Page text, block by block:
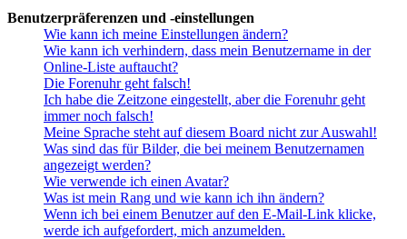
Benutzerpräferenzen und -einstellungen
Wie kann ich meine Einstellungen ändern?
Wie kann ich verhindern, dass mein Benutzername in der
Online-Liste auftaucht?
Die Forenuhr geht falsch!
Ich habe die Zeitzone eingestellt, aber die Forenuhr geht
immer noch falsch!
Meine Sprache steht auf diesem Board nicht zur Auswahl!
Was sind das für Bilder, die bei meinem Benutzernamen
angezeigt werden?
Wie verwende ich einen Avatar?
Was ist mein Rang und wie kann ich ihn ändern?
Wenn ich bei einem Benutzer auf den E-Mail-Link klicke,
werde ich aufgefordert, mich anzumelden.